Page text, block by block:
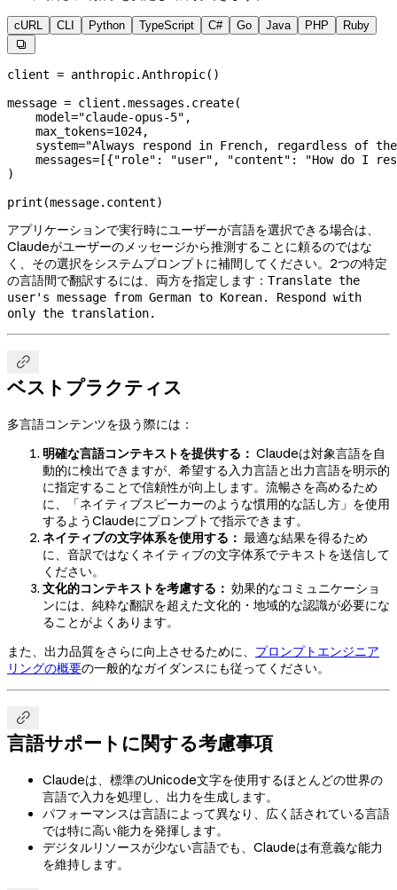
cURL CLI Python TypeScript C# Go Java PHP Ruby

client = anthropic.Anthropic()
message = client.messages.create(
    model
="claude-opus-5" ,
    max_tokens
=1024,
    system
="Always respond in French, regardless of
    messages
= [{"role" : "user" , "content" :
"How do I
)
print (message.content)
アプリケーションで実行時にユーザーが言語を選択できる場合は、
Claudeがユーザーのメッセージから推測することに頼るのではな
く、その選択をシステムプロンプトに補間してください。2つの特定
の言語間で翻訳するには、両方を指定します： Translate the
user's message from German to Korean. Respond with
only the translation.

ベストプラクティス
多言語コンテンツを扱う際には：
明確な言語コンテキストを提供する： Claudeは対象言語を自
動的に検出できますが、希望する入力言語と出力言語を明示的
に指定することで信頼性が向上します。流暢さを高めるため
に、「ネイティブスピーカーのような慣用的な話し方」を使用
するようClaudeにプロンプトで指示できます。
ネイティブの文字体系を使用する： 最適な結果を得るため
に、音訳ではなくネイティブの文字体系でテキストを送信して
ください。
文化的コンテキストを考慮する： 効果的なコミュニケーショ
ンには、純粋な翻訳を超えた文化的・地域的な認識が必要にな
ることがよくあります。
また、出力品質をさらに向上させるために、 プロンプトエンジニア
リングの概要の一般的なガイダンスにも従ってください。

言語サポートに関する考慮事項
Claudeは、標準のUnicode文字を使用するほとんどの世界の
言語で入力を処理し、出力を生成します。
パフォーマンスは言語によって異なり、広く話されている言語
では特に高い能力を発揮します。
デジタルリソースが少ない言語でも、Claudeは有意義な能力
を維持します。